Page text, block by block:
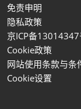
免责申明
隐私政策
京ICP备
Cookie政策
网站使用条款与条
Cookie设置